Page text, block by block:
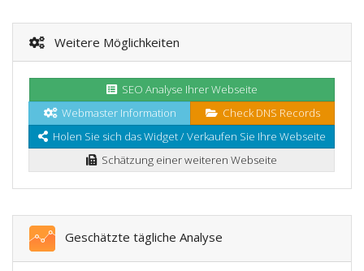
Weitere Möglichkeiten
SEO Analyse Ihrer Webseite
Webmaster Information
Check DNS Records
Holen Sie sich das Widget / Verkaufen Sie Ihre Webseite
Schätzung einer weiteren Webseite
Geschätzte tägliche Analyse